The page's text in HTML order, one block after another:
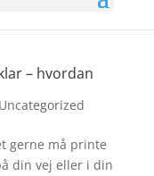
– hvordan
Uncategorized
gerne må printe
din vej eller i din